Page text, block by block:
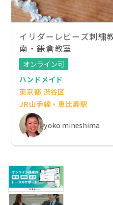
イリダーレビーズ刺繍
南・鎌倉教室
オンライン可
ハンドメイド
東京都 渋谷区
JR山手線・恵比寿駅
yoko mineshima